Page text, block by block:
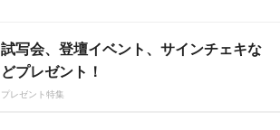
試写会、登壇イベント、サインチェキな
どプレゼント！
プレゼント特集